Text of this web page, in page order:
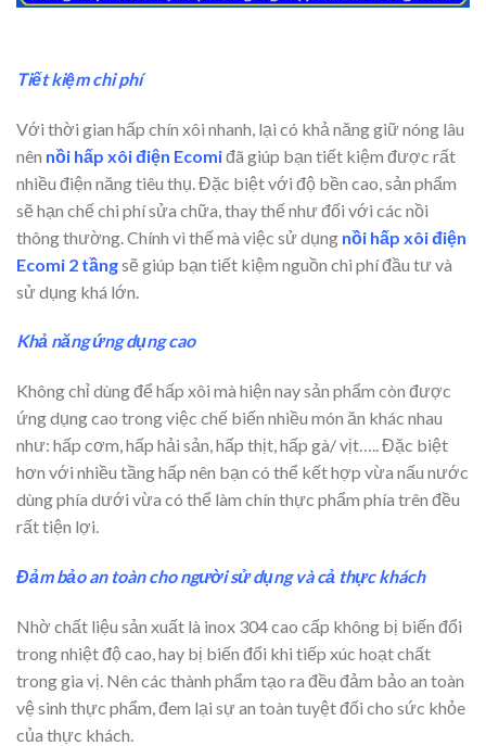
Tiết kiệm chi phí
Với thời gian hấp chín xôi nhanh, lại có khả năng giữ nóng lâu
nên nồi hấp xôi điện Ecomiđã giúp bạn tiết kiệm được rất
nhiều điện năng tiêu thụ. Đặc biệt với độ bền cao, sản phẩm
sẽ hạn chế chi phí sửa chữa, thay thế như đối với các nồi
thông thường. Chính vì thế mà việc sử dụng nồi hấp xôi điện
Ecomi 2 tầngsẽ giúp bạn tiết kiệm nguồn chi phí đầu tư và
sử dụng khá lớn.
Khả năng ứng dụng cao
Không chỉ dùng để hấp xôi mà hiện nay sản phẩm còn được
ứng dụng cao trong việc chế biến nhiều món ăn khác nhau
như: hấp cơm, hấp hải sản, hấp thịt, hấp gà/ vịt….. Đặc biệt
hơn với nhiều tầng hấp nên bạn có thể kết hợp vừa nấu nước
dùng phía dưới vừa có thể làm chín thực phẩm phía trên đều
rất tiện lợi.
Đảm bảo an toàn cho người sử dụng và cả thực khách
Nhờ chất liệu sản xuất là inox 304 cao cấp không bị biến đổi
trong nhiệt độ cao, hay bị biến đổi khi tiếp xúc hoạt chất
trong gia vị. Nên các thành phẩm tạo ra đều đảm bảo an toàn
vệ sinh thực phẩm, đem lại sự an toàn tuyệt đối cho sức khỏe
của thực khách.